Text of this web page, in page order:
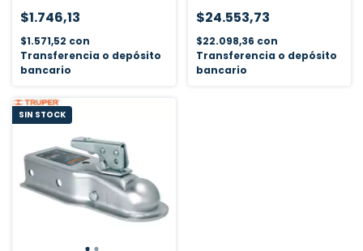
$1.746,13
$1.571,52 con
Transferencia o depósito
bancario
$24.553,73
$22.098,36 con
Transferencia o depósito
bancario
SIN STOCK